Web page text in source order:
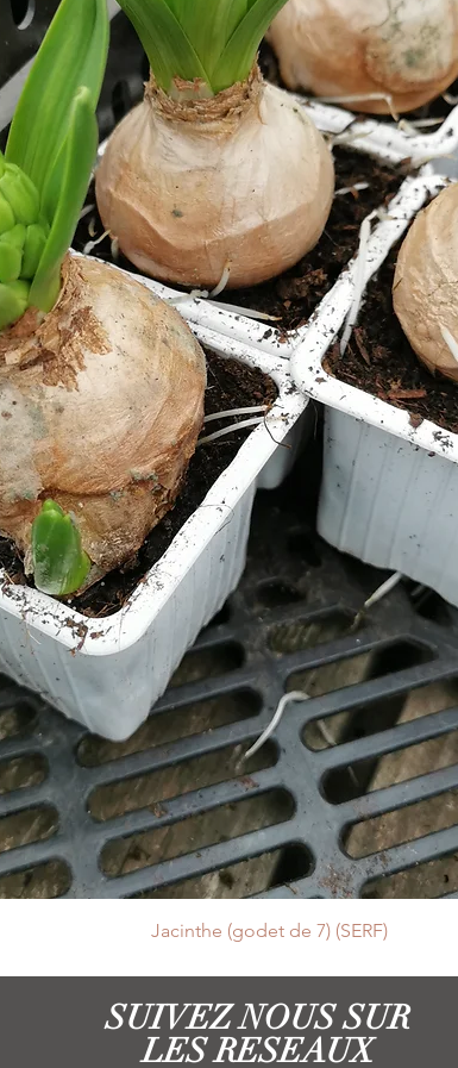
Jacinthe (godet de 7) (SERF)
SUIVEZ NOUS SUR
LES RESEAUX